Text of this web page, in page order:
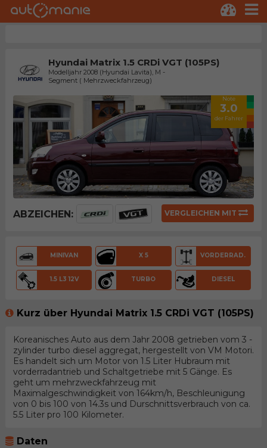
Hyundai Matrix 1.5 CRDi VGT (105PS)
Modelljahr 2008 (Hyundai Lavita), M -
Segment ( Mehrzweckfahrzeug)
Note
3.0
der Fahrer
ABZEICHEN: VERGLEICHEN MIT
MINIVAN X 5 VORDERRAD.
1.5 L3 12V TURBO DIESEL
Kurz über Hyundai Matrix 1.5 CRDi VGT (105PS)
Koreanisches Auto aus dem Jahr 2008 getrieben vom 3 -
zylinder turbo diesel aggregat, hergestellt von VM Motori.
Es handelt sich um Motor von 1.5 Liter Hubraum mit
vorderradantrieb und Schaltgetriebe mit 5 Gänge. Es
geht um mehrzweckfahrzeug mit
Maximalgeschwindigkeit von 164km/h, Beschleunigung
von 0 bis 100 von 14.3s und Durschnittsverbrauch von ca.
5.5 Liter pro 100 Kilometer.
Daten